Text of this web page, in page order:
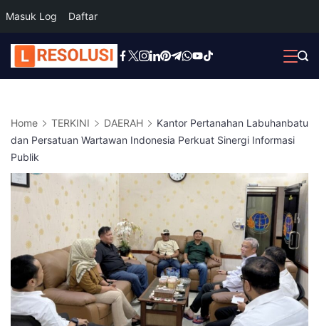
Masuk Log Daftar
Skip
to
Home TERKINI DAERAH
Kantor Pertanahan Labuhanbatu
dan Persatuan Wartawan Indonesia Perkuat Sinergi Informasi
Publik